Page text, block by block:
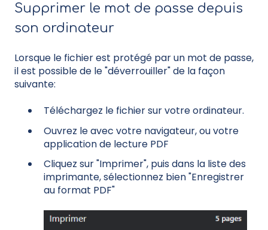
Supprimer le mot de passe depuis
son ordinateur
Lorsque le fichier est protégé par un mot de passe,
il est possible de le "déverrouiller" de la façon
suivante:
Téléchargez le fichier sur votre ordinateur.
Ouvrez le avec votre navigateur, ou votre
application de lecture PDF
Cliquez sur "Imprimer", puis dans la liste des
imprimante, sélectionnez bien "Enregistrer
au format PDF"